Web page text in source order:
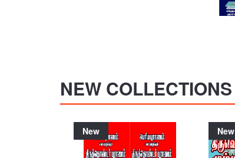
NEW COLLECTIONS
New New